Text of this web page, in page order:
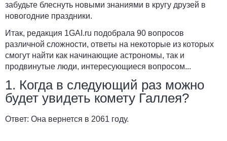
забудьте блеснуть новыми знаниями в кругу друзей в
новогодние праздники.
Итак, редакция 1GAI.ru подобрала 90 вопросов
различной сложности, ответы на некоторые из которых
смогут найти как начинающие астрономы, так и
продвинутые люди, интересующиеся вопросом...
1. Когда в следующий раз можно
будет увидеть комету Галлея?
Ответ: Она вернется в 2061 году.